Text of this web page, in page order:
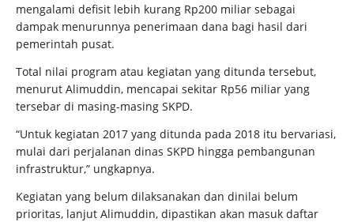
mengalami defisit lebih kurang Rp200 miliar sebagai
dampak menurunnya penerimaan dana bagi hasil dari
pemerintah pusat.
Total nilai program atau kegiatan yang ditunda tersebut,
menurut Alimuddin, mencapai sekitar Rp56 miliar yang
tersebar di masing-masing SKPD.
“Untuk kegiatan 2017 yang ditunda pada 2018 itu bervariasi,
mulai dari perjalanan dinas SKPD hingga pembangunan
infrastruktur,” ungkapnya.
Kegiatan yang belum dilaksanakan dan dinilai belum
prioritas, lanjut Alimuddin, dipastikan akan masuk daftar